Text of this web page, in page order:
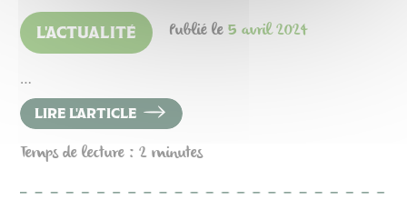
L'ACTUALITÉ Publié le5 avril 2024
…
LIRE L'ARTICLE
Temps de lecture : 2 minutes